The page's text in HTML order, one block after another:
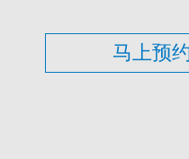
马上预